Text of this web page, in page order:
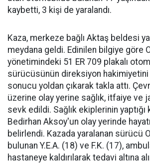
kaybetti, 3 kişi de yaralandı.
Kaza, merkeze bağlı Aktaş beldesi
meydana geldi. Edinilen bilgiye göre
yönetimindeki 51 ER 709 plakalı
sürücüsünün direksiyon
sonucu yoldan çıkarak takla attı.
üzerine olay yerine sağlık, itfaiye ve
sevk edildi. Sağlık ekiplerinin
Bedirhan Aksoy'un olay yerinde
belirlendi. Kazada yaralanan sürücü
bulunan Y.E.A. (18) ve F.K. (17),
hastaneye kaldırılarak tedavi altına